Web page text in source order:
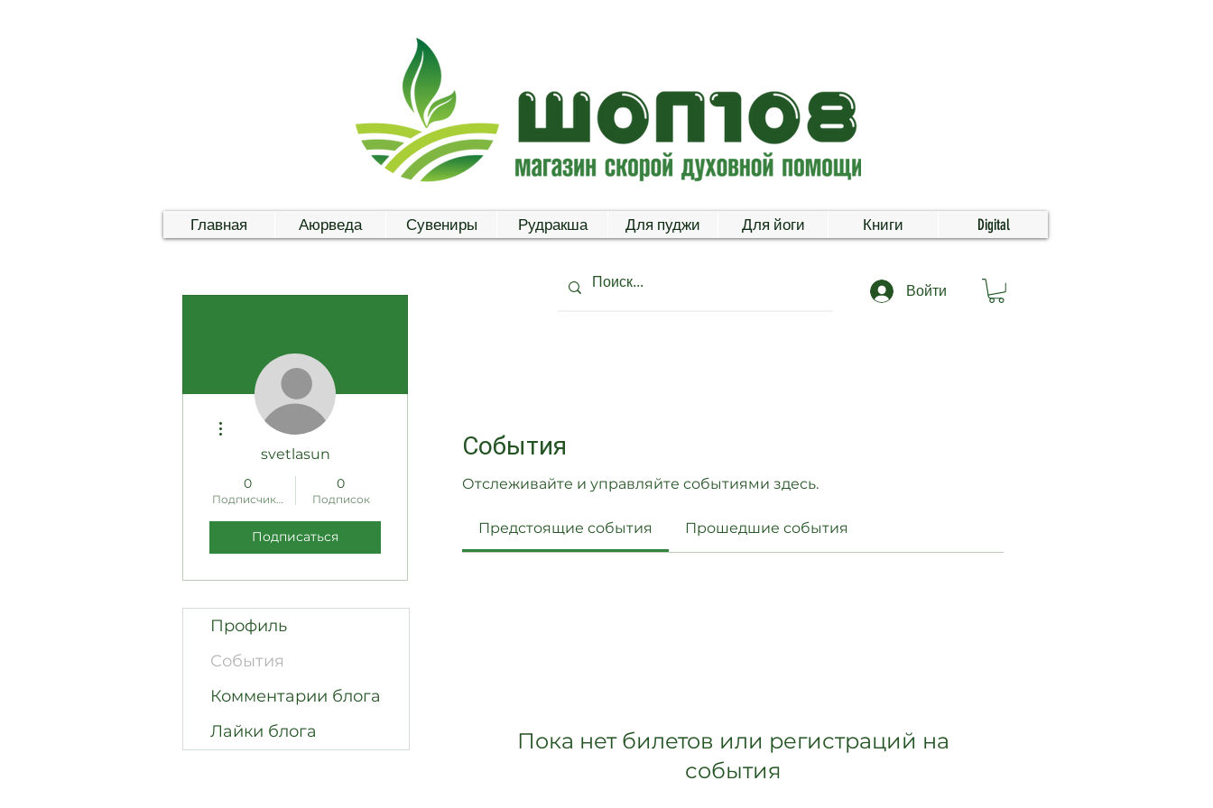
Главная Аюрведа Сувениры Рудракша Для пуджи Для йоги Книги Digital
Войти
События
Отслеживайте и управляйте событиями здесь.
Предстоящие события Прошедшие события
Пока нет билетов или регистраций на
события
svetlasun
0
Подписчиков
0
Подписок
Подписаться
Другие действия
Профиль
События
Комментарии блога
Лайки блога